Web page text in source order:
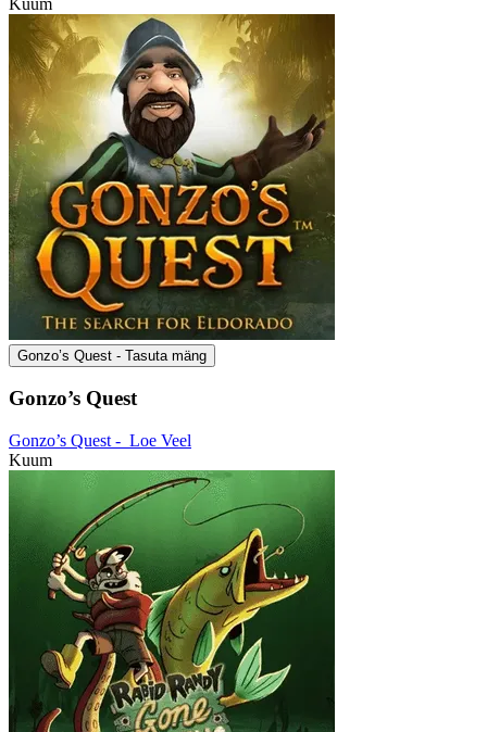
Gonzo’s Quest - Tasuta mäng
Gonzo’s Quest
Gonzo’s Quest - Loe Veel
Kuum